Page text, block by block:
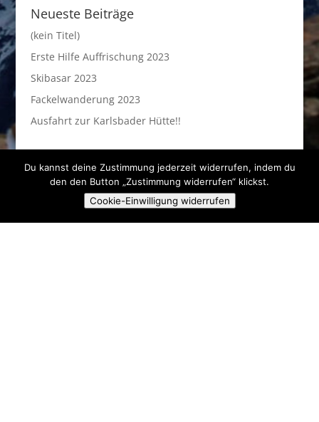
Neueste Beiträge
(kein Titel)
Erste Hilfe Auffrischung 2023
Skibasar 2023
Fackelwanderung 2023
Ausfahrt zur Karlsbader Hütte!!
Es sind keine anstehenden Veranstaltungen vorhanden.
Du kannst deine Zustimmung jederzeit widerrufen, indem du
den den Button „Zustimmung widerrufen“ klickst.
Cookie-Einwilligung widerrufen